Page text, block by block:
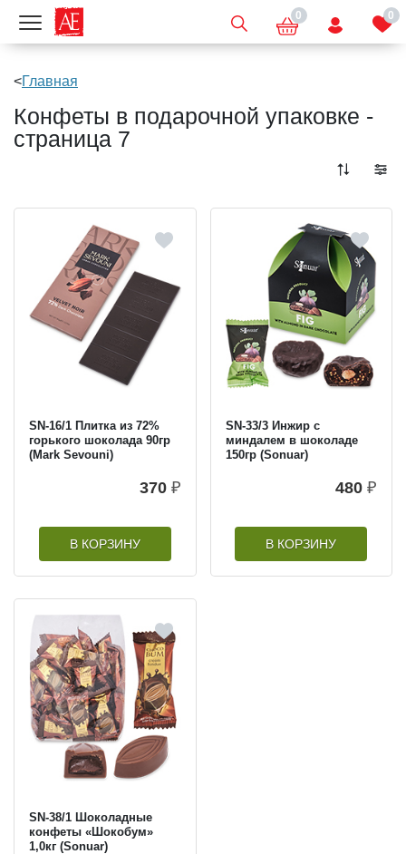
Показать меню 0 0
Главная
Конфеты в подарочной упаковке -
страница 7
SN-16/1 Плитка из 72%
горького шоколада 90гр
(Mark Sevouni)
370 ₽
В КОРЗИНУ
SN-33/3 Инжир с
миндалем в шоколаде
150гр (Sonuar)
480 ₽
В КОРЗИНУ
SN-38/1 Шоколадные
конфеты «Шокобум»
1,0кг (Sonuar)